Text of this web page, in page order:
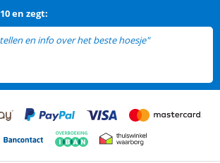
10 en zegt:
en info over het beste hoesje"